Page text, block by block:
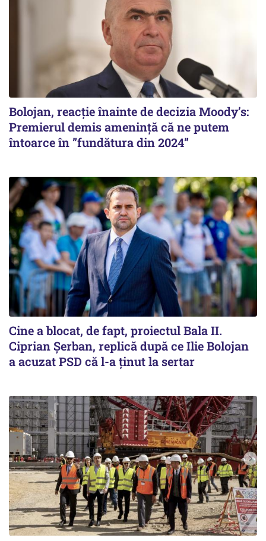
Bolojan, reacție înainte de decizia Moody’s:
Premierul demis amenință că ne putem
întoarce în ”fundătura din 2024”
Cine a blocat, de fapt, proiectul Bala II.
Ciprian Șerban, replică după ce Ilie Bolojan
a acuzat PSD că l-a ținut la sertar